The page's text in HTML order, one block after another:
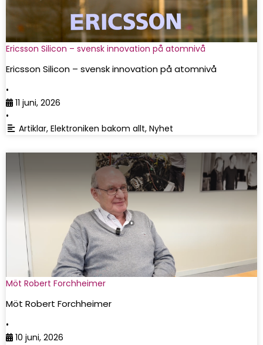
Ericsson Silicon – svensk innovation på atomnivå
Ericsson Silicon – svensk innovation på atomnivå
•
11 juni, 2026
•
Artiklar, Elektroniken bakom allt, Nyhet
Möt Robert Forchheimer
Möt Robert Forchheimer
•
10 juni, 2026